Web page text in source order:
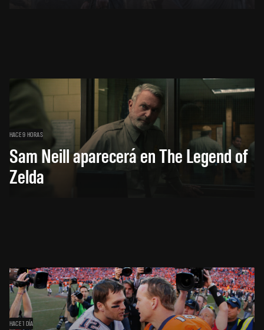
HACE 9 HORAS
Sam Neill aparecerá en The Legend of
Zelda
HACE 1 DÍA